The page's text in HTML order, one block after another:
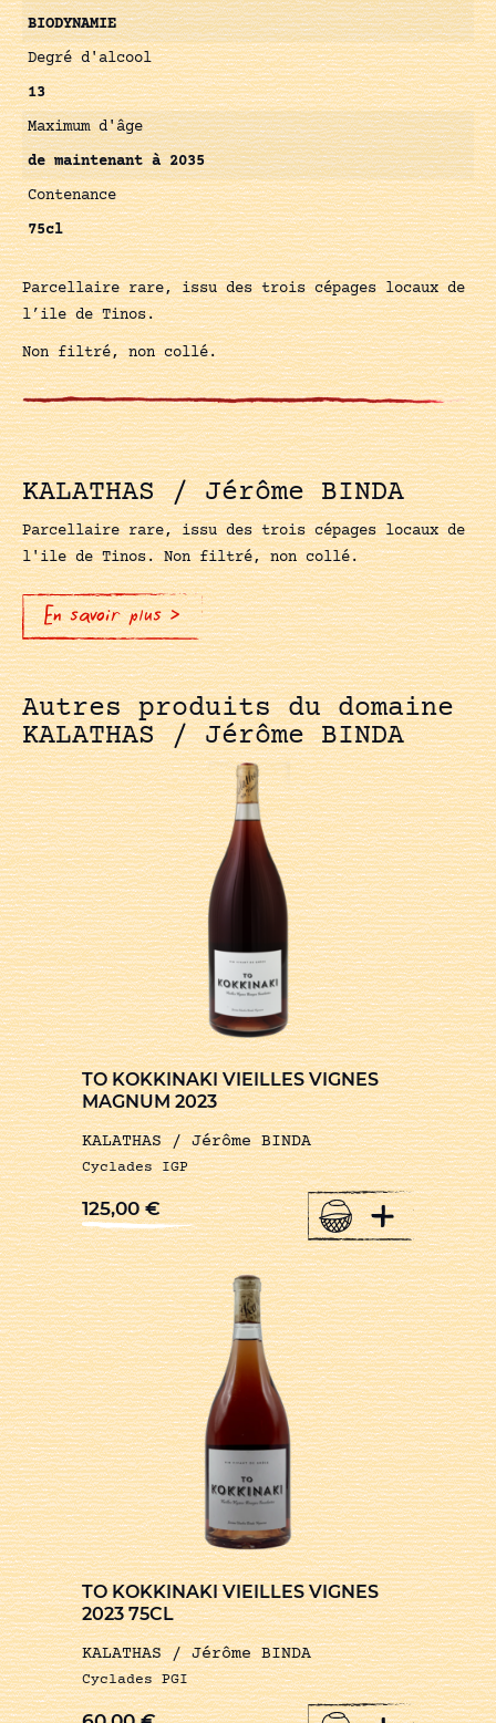
BIODYNAMIE
Degré d'alcool
13
Maximum d'âge
de maintenant à 2035
Contenance
75cl
Parcellaire rare, issu des trois cépages locaux de
l’ile de Tinos.
Non filtré, non collé.
KALATHAS / Jérôme BINDA
Parcellaire rare, issu des trois cépages locaux de
l'ile de Tinos. Non filtré, non collé.
En savoir plus >
Autres produits du domaine
KALATHAS / Jérôme BINDA
TO KOKKINAKI VIEILLES VIGNES
MAGNUM 2023
KALATHAS / Jérôme BINDA
Cyclades IGP
125,00€ +
TO KOKKINAKI VIEILLES VIGNES
2023 75CL
KALATHAS / Jérôme BINDA
Cyclades PGI